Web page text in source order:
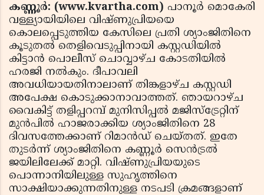
കണ്ണൂര്‍: (www.kvartha.com) പാനൂര്‍ മൊകേരി
വള്ള്യായിയിലെ വിഷ്ണുപ്രിയയെ
കൊലപ്പെടുത്തിയ കേസിലെ പ്രതി ശ്യാംജിതിനെ
കൂടുതല്‍ തെളിവെടുപ്പിനായി കസ്റ്റഡിയില്‍
കിട്ടാന്‍ പൊലീസ് ചൊവ്വാഴ്ച കോടതിയില്‍
ഹരജി നല്‍കും. ദീപാവലി
അവധിയായതിനാലാണ് തിങ്കളാഴ്ച കസ്റ്റഡി
അപേക്ഷ കൊടുക്കാനാവാത്തത്. ഞായറാഴ്ച
വൈകിട്ട് തളിപ്പറമ്പ് മുനിസിപ്പല്‍ മജിസ്ട്രേറ്റിന്
മുന്‍പില്‍ ഹാജരാക്കിയ ശ്യാംജിതിനെ 28
ദിവസത്തേക്കാണ് റിമാന്‍ഡ് ചെയ്തത്. ഇതേ
തുടര്‍ന്ന് ശ്യാംജിതിനെ കണ്ണൂര്‍ സെന്‍ട്രല്‍
ജയിലിലേക്ക് മാറ്റി. വിഷ്ണുപ്രിയയുടെ
പൊന്നാനിയിലുള്ള സുഹൃത്തിനെ
സാക്ഷിയാക്കുന്നതിനുള്ള നടപടി ക്രമങ്ങളാണ്